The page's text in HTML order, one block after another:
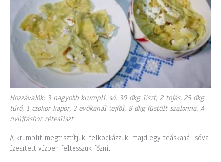
Hozzávalók: 3 nagyobb krumpli, só, 30 dkg liszt, 2 tojás, 25 dkg
túró, 1 csokor kapor, 2 evőkanál tejföl, 8 dkg füstölt szalonna. A
nyújtáshoz rétesliszt.
A krumplit megtisztítjuk, felkockázzuk, majd egy teáskanál sóval
ízesített vízben feltesszük főzni.